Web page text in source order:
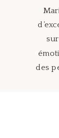
des